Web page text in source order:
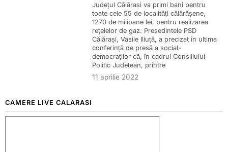
Județul Călărași va primi bani pentru
toate cele 55 de localități călărășene,
1270 de milioane lei, pentru realizarea
rețelelor de gaz. Președintele PSD
Călărași, Vasile Iliuță, a precizat în ultima
conferință de presă a social-
democraților că, în cadrul Consiliului
Politic Județean, printre
11 aprilie 2022
CAMERE LIVE CALARASI